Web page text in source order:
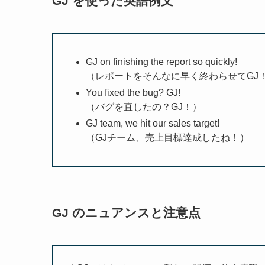
GJ on finishing the report so quickly!
（レポートをそんなに早く終わらせてGJ
You fixed the bug? GJ!
（バグを直したの？GJ！）
GJ team, we hit our sales target!
（GJチーム、売上目標達成したね！）
GJ のニュアンスと注意点